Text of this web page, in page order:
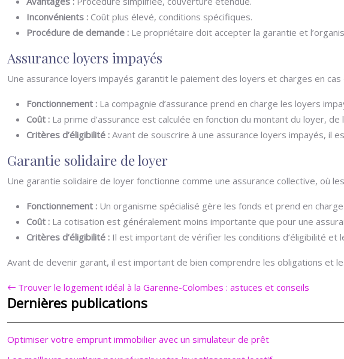
Inconvénients : Coût plus élevé, conditions spécifiques.
Procédure de demande : Le propriétaire doit accepter la garantie et
Assurance loyers impayés
Une assurance loyers impayés garantit le paiement des loyers et charges en cas
Fonctionnement : La compagnie d’assurance prend en charge les loyers
Coût : La prime d’assurance est calculée en fonction du montant du loyer,
Critères d’éligibilité : Avant de souscrire à une assurance loyers impayés, il
Garantie solidaire de loyer
Une garantie solidaire de loyer fonctionne comme une assurance collective, où
Fonctionnement : Un organisme spécialisé gère les fonds et prend en
Coût : La cotisation est généralement moins importante que pour une
Critères d’éligibilité : Il est important de vérifier les conditions d’éligibilité et
Avant de devenir garant, il est important de bien comprendre les obligations et
Trouver le logement idéal à la Garenne-Colombes : astuces et conseils
Dernières publications
Optimiser votre emprunt immobilier avec un simulateur de prêt